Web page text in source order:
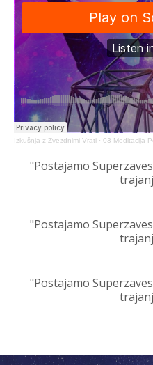
Izkušnja z Zvezdnimi Vrati · 03 Meditacija
"Postajamo
t
"Postajamo
t
"Postajamo
t